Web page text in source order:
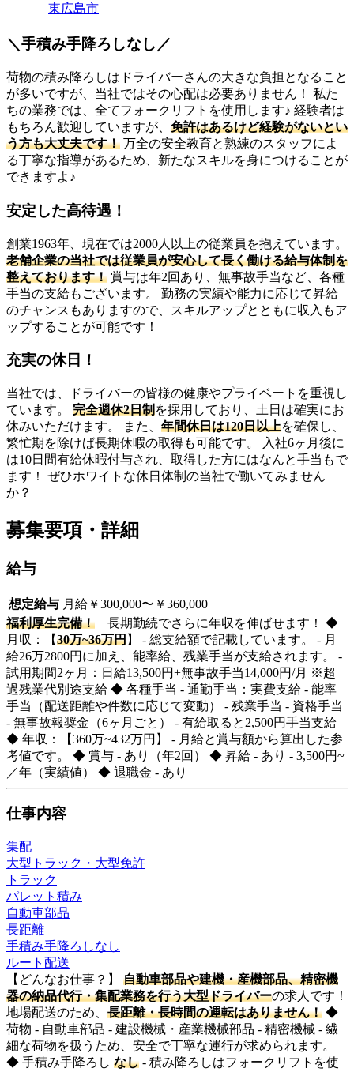
東広島市
＼手積み手降ろしなし／
荷物の積み降ろしはドライバーさんの大きな負担となること
が多いですが、当社ではその心配は必要ありません！ 私た
ちの業務では、全てフォークリフトを使用します♪ 経験者は
もちろん歓迎していますが、 免許はあるけど経験がないとい
う方も大丈夫です！ 万全の安全教育と熟練のスタッフによ
る丁寧な指導があるため、新たなスキルを身につけることが
できますよ♪
安定した高待遇！
創業1963年、現在では2000人以上の従業員を抱えています。
老舗企業の当社では従業員が安心して長く働ける給与体制を
整えております！ 賞与は年2回あり、無事故手当など、各種
手当の支給もございます。 勤務の実績や能力に応じて昇給
のチャンスもありますので、スキルアップとともに収入もア
ップすることが可能です！
充実の休日！
当社では、ドライバーの皆様の健康やプライベートを重視し
ています。 完全週休2日制を採用しており、土日は確実にお
休みいただけます。 また、 年間休日は120日以上を確保し、
繁忙期を除けば長期休暇の取得も可能です。 入社6ヶ月後に
は10日間有給休暇付与され、取得した方にはなんと手当もで
ます！ ぜひホワイトな休日体制の当社で働いてみません
か？
募集要項・詳細
給与
想定給与 月給￥300,000〜￥360,000
福利厚生完備！ 長期勤続でさらに年収を伸ばせます！ ◆
月収：【30万~36万円】 - 総支給額で記載しています。 - 月
給26万2800円に加え、能率給、残業手当が支給されます。 -
試用期間2ヶ月：日給13,500円+無事故手当14,000円/月 ※超
過残業代別途支給 ◆ 各種手当 - 通勤手当：実費支給 - 能率
手当（配送距離や件数に応じて変動） - 残業手当 - 資格手当
- 無事故報奨金（6ヶ月ごと） - 有給取ると2,500円手当支給
◆ 年収：【360万~432万円】 - 月給と賞与額から算出した参
考値です。 ◆ 賞与 - あり（年2回） ◆ 昇給 - あり - 3,500円~
／年（実績値） ◆ 退職金 - あり
仕事内容
集配
大型トラック・大型免許
トラック
パレット積み
自動車部品
長距離
手積み手降ろしなし
ルート配送
【どんなお仕事？】 自動車部品や建機・産機部品、精密機
器の納品代行・集配業務を行う大型ドライバーの求人です！
地場配送のため、 長距離・長時間の運転はありません！ ◆
荷物 - 自動車部品 - 建設機械・産業機械部品 - 精密機械 - 繊
細な荷物を扱うため、安全で丁寧な運行が求められます。
◆ 手積み手降ろし なし - 積み降ろしはフォークリフトを使